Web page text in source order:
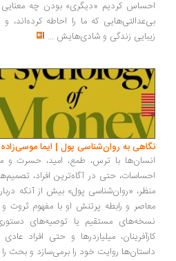
کردیم «دیگری» بودن چه معنایی
که ما را احاطه کرده‌اند، و در
زندگی و شادی‌هایش...
به روان‌شناسی پول | ایما موسی‌زاده
با ترس، طمع، امید، حسرت و
حتی در آگاه‌ترین افراد، تصمیم‌های
«روان‌شناسی پول» بیش از آنکه درباره پول
و رابطه پرتنش او با مفهوم ثروت و
مستقیم یا توصیه‌های دستوری،
میلیاردرها و حتی افراد عادی را
روایت خود را برمی‌سازد و بحث را به